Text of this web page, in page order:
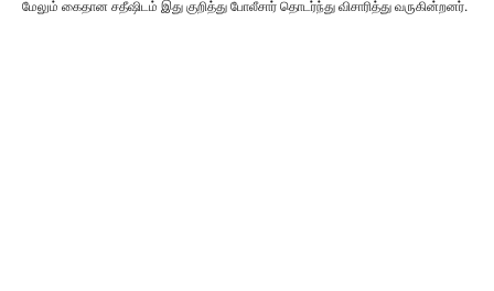
மேலும் கைதான சதீஷிடம் இது குறித்து போலீசார் தொடர்ந்து விசாரித்து வருகின்றனர்.